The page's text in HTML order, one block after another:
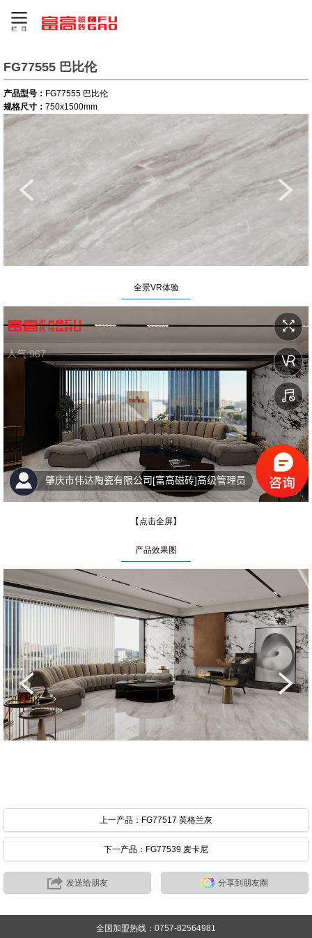
FG77555 巴比伦
产品型号： FG77555 巴比伦
规格尺寸： 750x1500mm
全景VR体验
【点击全屏】
产品效果图
上一产品：FG77517 英格兰灰
下一产品：FG77539 麦卡尼
发送给朋友 分享到朋友圈
全国加盟热线：0757-82564981